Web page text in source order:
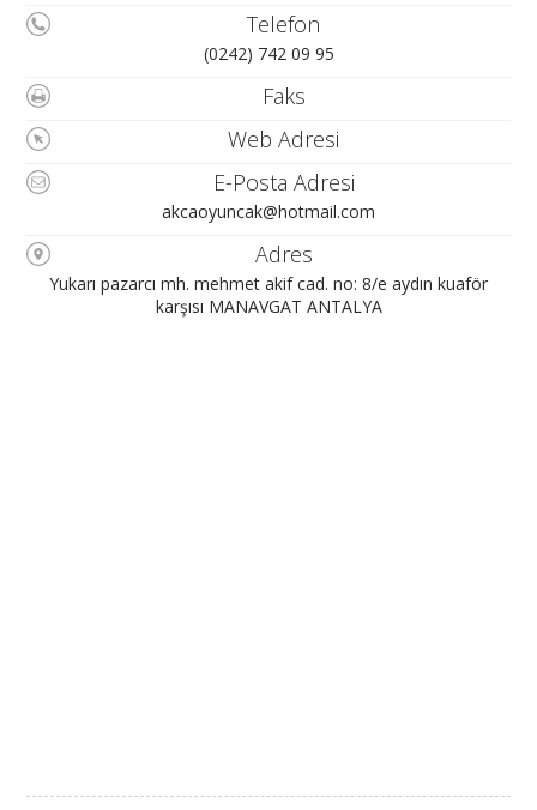
Telefon
(0242) 742 09 95
Faks
Web Adresi
E-Posta Adresi
akcaoyuncak@hotmail.com
Adres
Yukarı pazarcı mh. mehmet akif cad. no: 8/e aydın kuaför
karşısı MANAVGAT ANTALYA